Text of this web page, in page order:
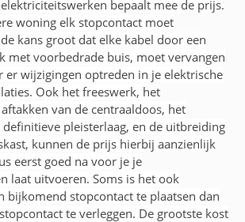
bepaalt mee de prijs.
woning elk stopcontact moet
kans groot dat elke kabel door een
met voorbedrade buis, moet vervangen
er wijzigingen optreden in je elektrische
Ook het freeswerk, het
van de centraaldoos, het
pleisterlaag, en de uitbreiding
kunnen de prijs hierbij aanzienlijk
eerst goed na voor je je
laat uitvoeren. Soms is het ook
bijkomend stopcontact te plaatsen dan
te verleggen. De grootste kost